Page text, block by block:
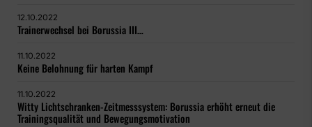
12.10.2022
Trainerwechsel bei Borussia III…
11.10.2022
Keine Belohnung für harten Kampf
11.10.2022
Witty Lichtschranken-Zeitmesssystem: Borussia erhöht erneut die
Trainingsqualität und Bewegungsmotivation